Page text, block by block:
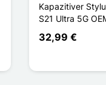
Kapazitiver
S21 Ultra 5G
32,99 €